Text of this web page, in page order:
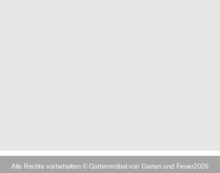
Alle Rechte vorbehalten © Gartenmöbel von Garten und Feuer2026